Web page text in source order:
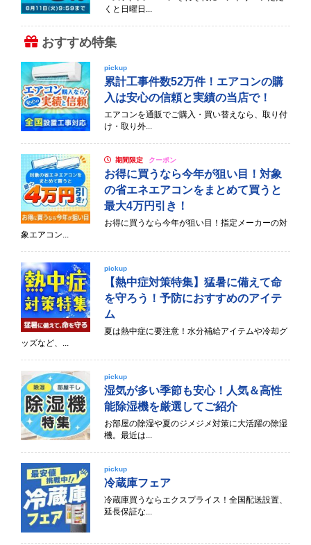
くと日曜日...
おすすめ特集
pickup
累計工事件数52万件！エアコンの購
入は安心の信頼と実績の当店で！
エアコンを通販でご購入・買い替えなら、取り付
け・取り外...
期間限定 クーポン
お得に買うなら今年が狙い目！対象
の省エネエアコンをまとめて買うと
最大4万円引き！
お得に買うなら今年が狙い目！指定メーカーの対
象エアコン...
pickup
【熱中症対策特集】猛暑に備えて命
を守ろう！予防におすすめのアイテ
ム
夏は熱中症に要注意！水分補給アイテムや冷却グ
ッズなど、...
pickup
湿気が多い季節も安心！人気＆高性
能除湿機を厳選してご紹介
お部屋の除湿や夏のジメジメ対策に大活躍の除湿
機。最近は...
pickup
冷蔵庫フェア
冷蔵庫買うならエクスプライス！全国配送設置、
延長保証な...